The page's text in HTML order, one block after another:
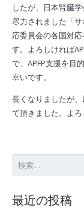
したが、日本腎臓
尽力されました「
応委員会の各国対
す。よろしければ
で、APFP支援を目
幸いです。
長くなりましたが
て頂きました。よろ
最近の投稿